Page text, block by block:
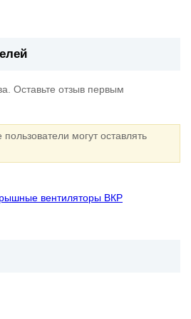
Оставьте отзыв первым
могут оставлять
вентиляторы ВКР